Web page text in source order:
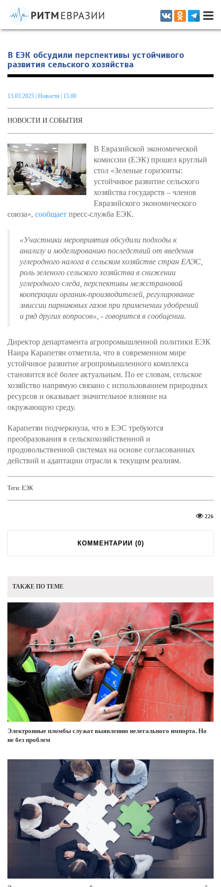
Информационно-аналитическое издание, посвященное актуальным
проблемам интеграции на постсоветском пространстве
В ЕЭК обсудили перспективы устойчивого
развития сельского хозяйства
13.03.2025 Новости | 15.00
НОВОСТИ И СОБЫТИЯ
В Евразийской экономической
комиссии (ЕЭК) прошел круглый
стол «Зеленые горизонты:
устойчивое развитие сельского
хозяйства государств – членов
Евразийского экономического
союза», сообщает пресс-служба ЕЭК.
«Участники мероприятия обсудили подходы к
анализу и моделированию последствий от введения
углеродного налога в сельском хозяйстве стран ЕАЭС,
роль зеленого сельского хозяйства в снижении
углеродного следа, перспективы межстрановой
кооперации органик-производителей, регулирование
эмиссии парниковых газов при применении удобрений
и ряд других вопросов», - говорится в сообщении.
Директор департамента агропромышленной политики ЕЭК
Наира Карапетян отметила, что в современном мире
устойчивое развитие агропромышленного комплекса
становится всё более актуальным. По ее словам, сельское
хозяйство напрямую связано с использованием природных
ресурсов и оказывает значительное влияние на
окружающую среду.
Карапетян подчеркнула, что в ЕЭС требуются
преобразования в сельскохозяйственной и
продовольственной системах на основе согласованных
действий и адаптации отрасли к текущим реалиям.
Теги: ЕЭК
226
КОММЕНТАРИИ (0)
ТАКЖЕ ПО ТЕМЕ
Электронные пломбы служат выявлению нелегального импорта. Но
не без проблем